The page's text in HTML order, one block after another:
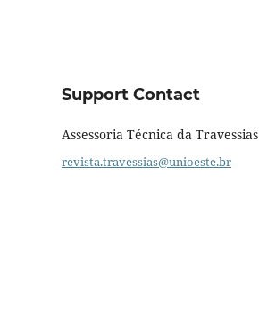
Support Contact
Assessoria Técnica da Travessias
revista.travessias@unioeste.br